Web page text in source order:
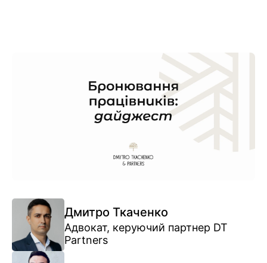
Дмитро Ткаченко
Адвокат, керуючий партнер DT
Partners